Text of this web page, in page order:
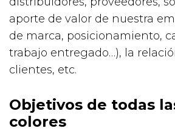
aporte de valor de nuestra
de marca, posicionamiento,
trabajo entregado…), la
clientes, etc.
Objetivos de todas
colores